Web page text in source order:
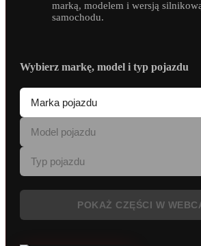
marką, modelem i wersją
samochodu.
Wybierz markę, model i typ pojazdu
POKAŻ CZĘŚCI W